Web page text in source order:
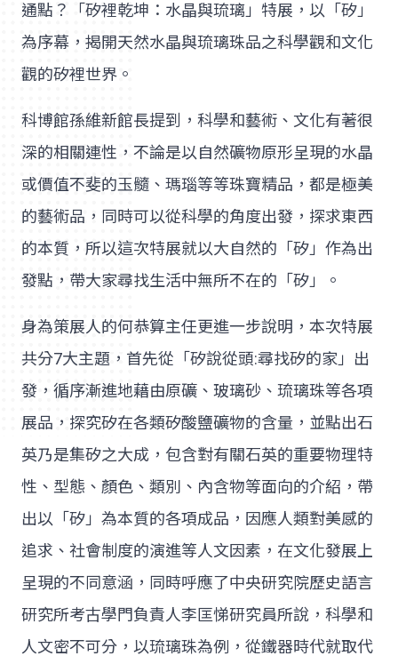
通點？「矽裡乾坤：水晶與琉璃」特展，以「矽」
為序幕，揭開天然水晶與琉璃珠品之科學觀和文化
觀的矽裡世界。
科博館孫維新館長提到，科學和藝術、文化有著很
深的相關連性，不論是以自然礦物原形呈現的水晶
或價值不斐的玉髓、瑪瑙等等珠寶精品，都是極美
的藝術品，同時可以從科學的角度出發，探求東西
的本質，所以這次特展就以大自然的「矽」作為出
發點，帶大家尋找生活中無所不在的「矽」。
身為策展人的何恭算主任更進一步說明，本次特展
共分7大主題，首先從「矽說從頭:尋找矽的家」出
發，循序漸進地藉由原礦、玻璃砂、琉璃珠等各項
展品，探究矽在各類矽酸鹽礦物的含量，並點出石
英乃是集矽之大成，包含對有關石英的重要物理特
性、型態、顏色、類別、內含物等面向的介紹，帶
出以「矽」為本質的各項成品，因應人類對美感的
追求、社會制度的演進等人文因素，在文化發展上
呈現的不同意涵，同時呼應了中央研究院歷史語言
研究所考古學門負責人李匡悌研究員所說，科學和
人文密不可分，以琉璃珠為例，從鐵器時代就取代